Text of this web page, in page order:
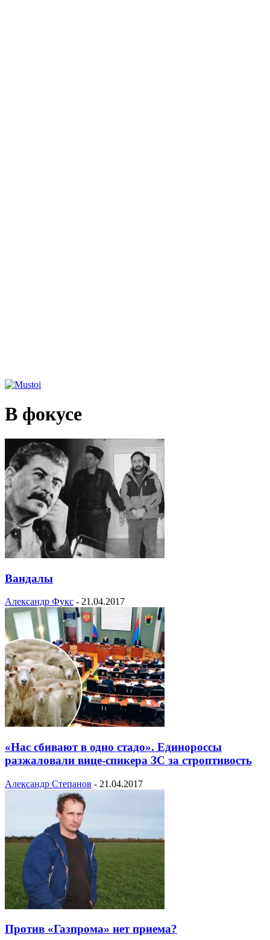
В фокусе
Вандалы
Александр Фукс - 21.04.2017
«Нас сбивают в одно стадо». Единороссы
разжаловали вице-спикера ЗС за строптивость
Александр Степанов - 21.04.2017
Против «Газпрома» нет приема?